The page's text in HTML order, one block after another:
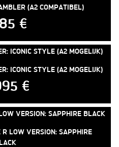
(A2 COMPATIBEL)
€
ICONIC STYLE (A2 MOGELIJK)
€
LOW VERSION: SAPPHIRE